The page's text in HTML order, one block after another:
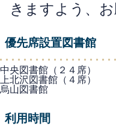
きますよう、
優先席設置図書館
中央図書館（２４席）
上北沢図書館（４席）
烏山図書館
利用時間